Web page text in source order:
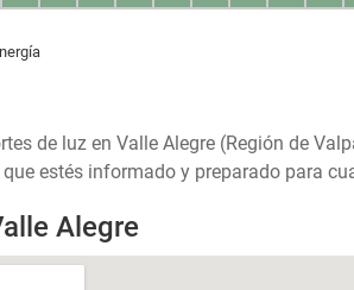
de luz en Valle Alegre (Región de
estés informado y preparado para
Alegre